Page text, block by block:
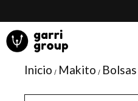
contenido
Inicio / Makito / Bolsas